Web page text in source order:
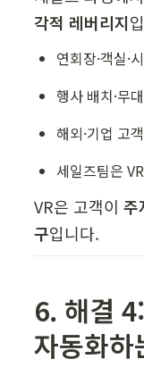
각적 레버리지
연회장·객실·
행사 배치·무
해외·기업 고
세일즈팀은
VR은 고객이 주
구입니다.
6. 해결
자동화